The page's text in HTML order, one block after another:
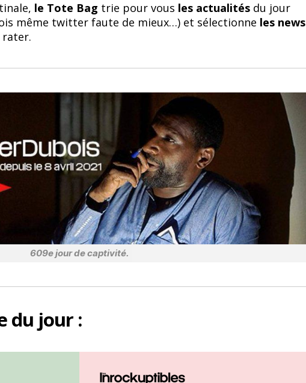
le Tote Bag trie pour vous les actualités du jour
même twitter faute de mieux…) et sélectionne les news
rater.
609e jour de captivité.
du jour :